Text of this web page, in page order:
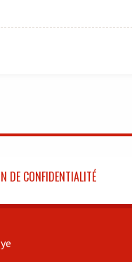
DE CONFIDENTIALITÉ